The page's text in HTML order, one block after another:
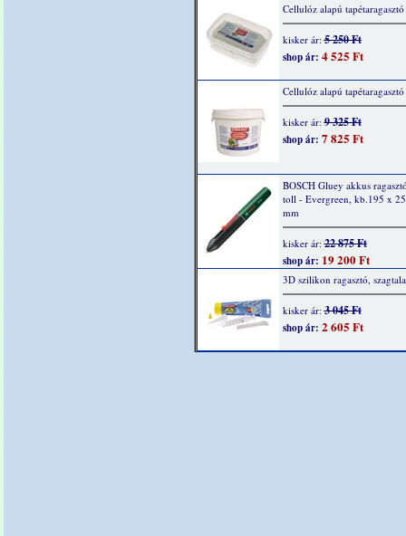
Cellulóz alapú
kisker ár:5 250 Ft
shop ár: 4 525 Ft
Cellulóz alapú
kisker ár:9 325 Ft
shop ár: 7 825 Ft
BOSCH Gluey akkus
toll - Evergreen, kb.195 x
mm
kisker ár:22 875 Ft
shop ár: 19 200 Ft
3D szilikon ragasztó,
kisker ár:3 045 Ft
shop ár: 2 605 Ft